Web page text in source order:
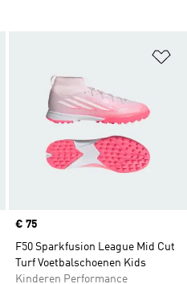
Price
€ 75
F50 Sparkfusion League Mid Cut
Turf Voetbalschoenen Kids
Kinderen Performance